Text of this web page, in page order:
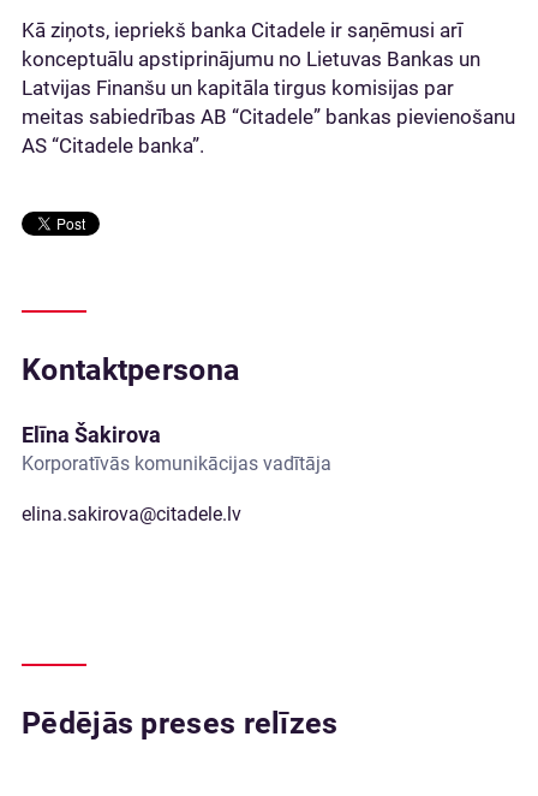
Kā ziņots, iepriekš banka Citadele ir saņēmusi arī
konceptuālu apstiprinājumu no Lietuvas Bankas un
Latvijas Finanšu un kapitāla tirgus komisijas par
meitas sabiedrības AB “Citadele” bankas pievienošanu
AS “Citadele banka”.
Kontaktpersona
Elīna Šakirova
Korporatīvās komunikācijas vadītāja
elina.sakirova@citadele.lv
Pēdējās preses relīzes